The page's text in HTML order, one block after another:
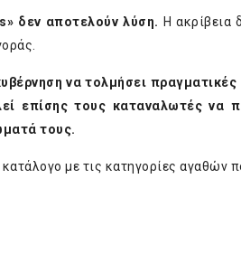
δεν αποτελούν λύση. Η ακρίβεια
να τολμήσει
επίσης τους καταναλωτές
τους.
κατάλογο με τις κατηγορίες